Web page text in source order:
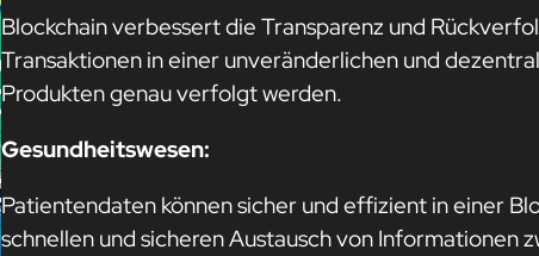
Blockchain verbessert die Transparenz und
Transaktionen in einer unveränderlichen und
Produkten genau verfolgt werden.
Gesundheitswesen:
Patientendaten können sicher und effizient in einer
schnellen und sicheren Austausch von Informationen